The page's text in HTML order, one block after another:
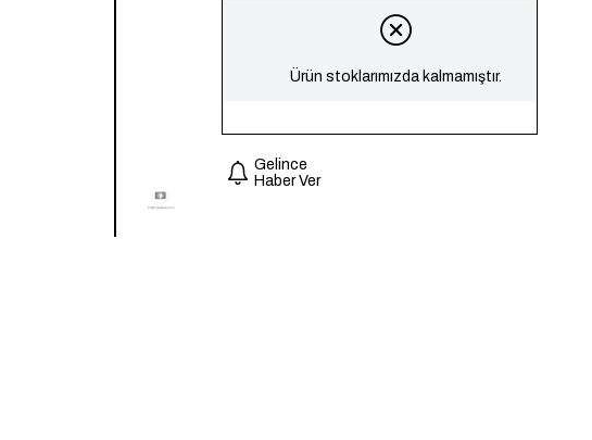
Ürün stoklarımızda kalmamıştır.
Gelince
Haber Ver